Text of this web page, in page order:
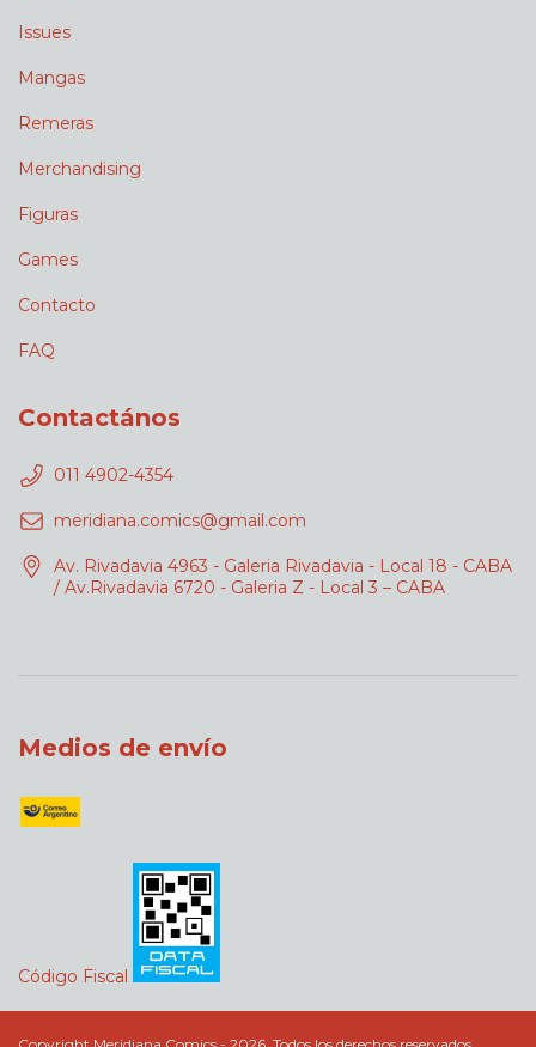
Issues
Mangas
Remeras
Merchandising
Figuras
Games
Contacto
FAQ
Contactános
011 4902-4354
meridiana.comics@gmail.com
Av. Rivadavia 4963 - Galeria Rivadavia - Local 18 - CABA
/ Av.Rivadavia 6720 - Galeria Z - Local 3 – CABA
Medios de envío
Código Fiscal